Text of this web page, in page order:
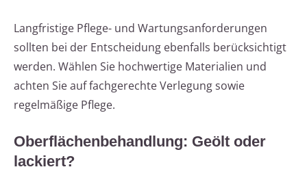
Langfristige Pflege- und Wartungsanforderungen
sollten bei der Entscheidung ebenfalls berücksichtigt
werden. Wählen Sie hochwertige Materialien und
achten Sie auf fachgerechte Verlegung sowie
regelmäßige Pflege.
Oberflächenbehandlung: Geölt oder
lackiert?